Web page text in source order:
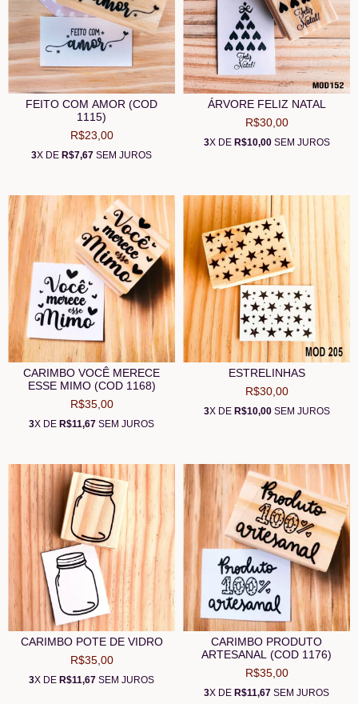
FEITO COM AMOR (COD
1115)
R$23,00
3X DE R$7,67 SEM JUROS
ÁRVORE FELIZ NATAL
R$30,00
3X DE R$10,00SEM JUROS
CARIMBO VOCÊ MERECE
ESSE MIMO (COD 1168)
R$35,00
3X DE R$11,67 SEM JUROS
ESTRELINHAS
R$30,00
3X DE R$10,00SEM JUROS
CARIMBO POTE DE VIDRO
R$35,00
3X DE R$11,67 SEM JUROS
CARIMBO PRODUTO
ARTESANAL (COD 1176)
R$35,00
3X DE R$11,67 SEM JUROS